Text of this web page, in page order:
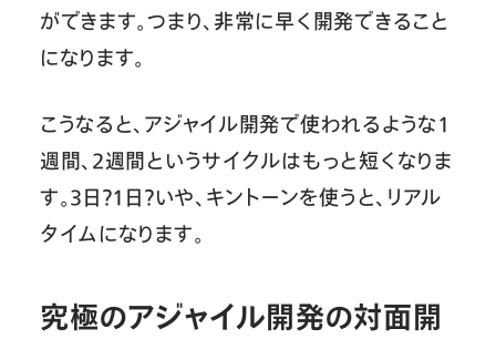
ができます。つまり、非常に早く開発できること
になります。
こうなると、アジャイル開発で使われるような1
週間、2週間というサイクルはもっと短くなりま
す。3日？1日？いや、キントーンを使うと、リアル
タイムになります。
究極のアジャイル開発の対面開